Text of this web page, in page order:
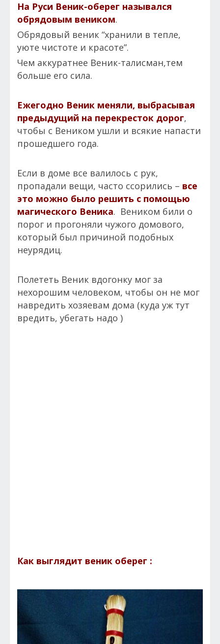
На Руси Веник-оберег назывался
обрядовым веником.
Обрядовый веник “хранили в тепле,
уюте чистоте и красоте”.
Чем аккуратнее Веник-талисман,тем
больше его сила.
Ежегодно Веник меняли, выбрасывая
предыдущий на перекресток дорог,
чтобы с Веником ушли и всякие напасти
прошедшего года.
Если в доме все валилось с рук,
пропадали вещи, часто ссорились – все
это можно было решить с помощью
магического Веника. Веником били о
порог и прогоняли чужого домового,
который был причиной подобных
неурядиц.
Полететь Веник вдогонку мог за
нехорошим человеком, чтобы он не мог
навредить хозяевам дома (куда уж тут
вредить, убегать надо )
Как выглядит веник оберег :